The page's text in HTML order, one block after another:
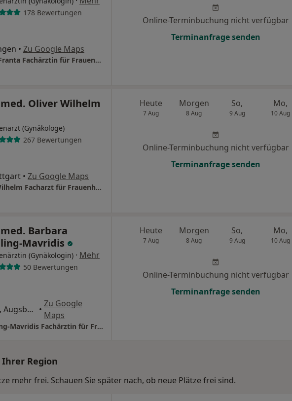
178 Bewertungen
• Zu Google Maps
Praxis Dr.med. Renate Franta Fachärztin für Frauenheilkunde und Geburtshilfe
Online-Terminbuchung nicht verfügbar
Terminanfrage senden
med. Oliver Wilhelm
(Gynäkologe)
267 Bewertungen
• Zu Google Maps
Praxis Dr.med. Oliver Wilhelm Facharzt für Frauenheilkunde und Geburtshilfe
Heute
7 Aug
Morgen
8 Aug
So,
9 Aug
Mo,
10 Aug
Online-Terminbuchung nicht verfügbar
Terminanfrage senden
Barbara
Mavridis
(Gynäkologin) · Mehr
50 Bewertungen
Augsburger Str. 9 1/2, Augsburg •
Zu Google
Maps
Praxis Dr. Barbara Dieling-Mavridis Fachärztin für Frauenheilkunde und Geburtshilfe
Heute
7 Aug
Morgen
8 Aug
So,
9 Aug
Mo,
10 Aug
Online-Terminbuchung nicht verfügbar
Terminanfrage senden
Region
mehr frei. Schauen Sie später nach, ob neue Plätze frei sind.